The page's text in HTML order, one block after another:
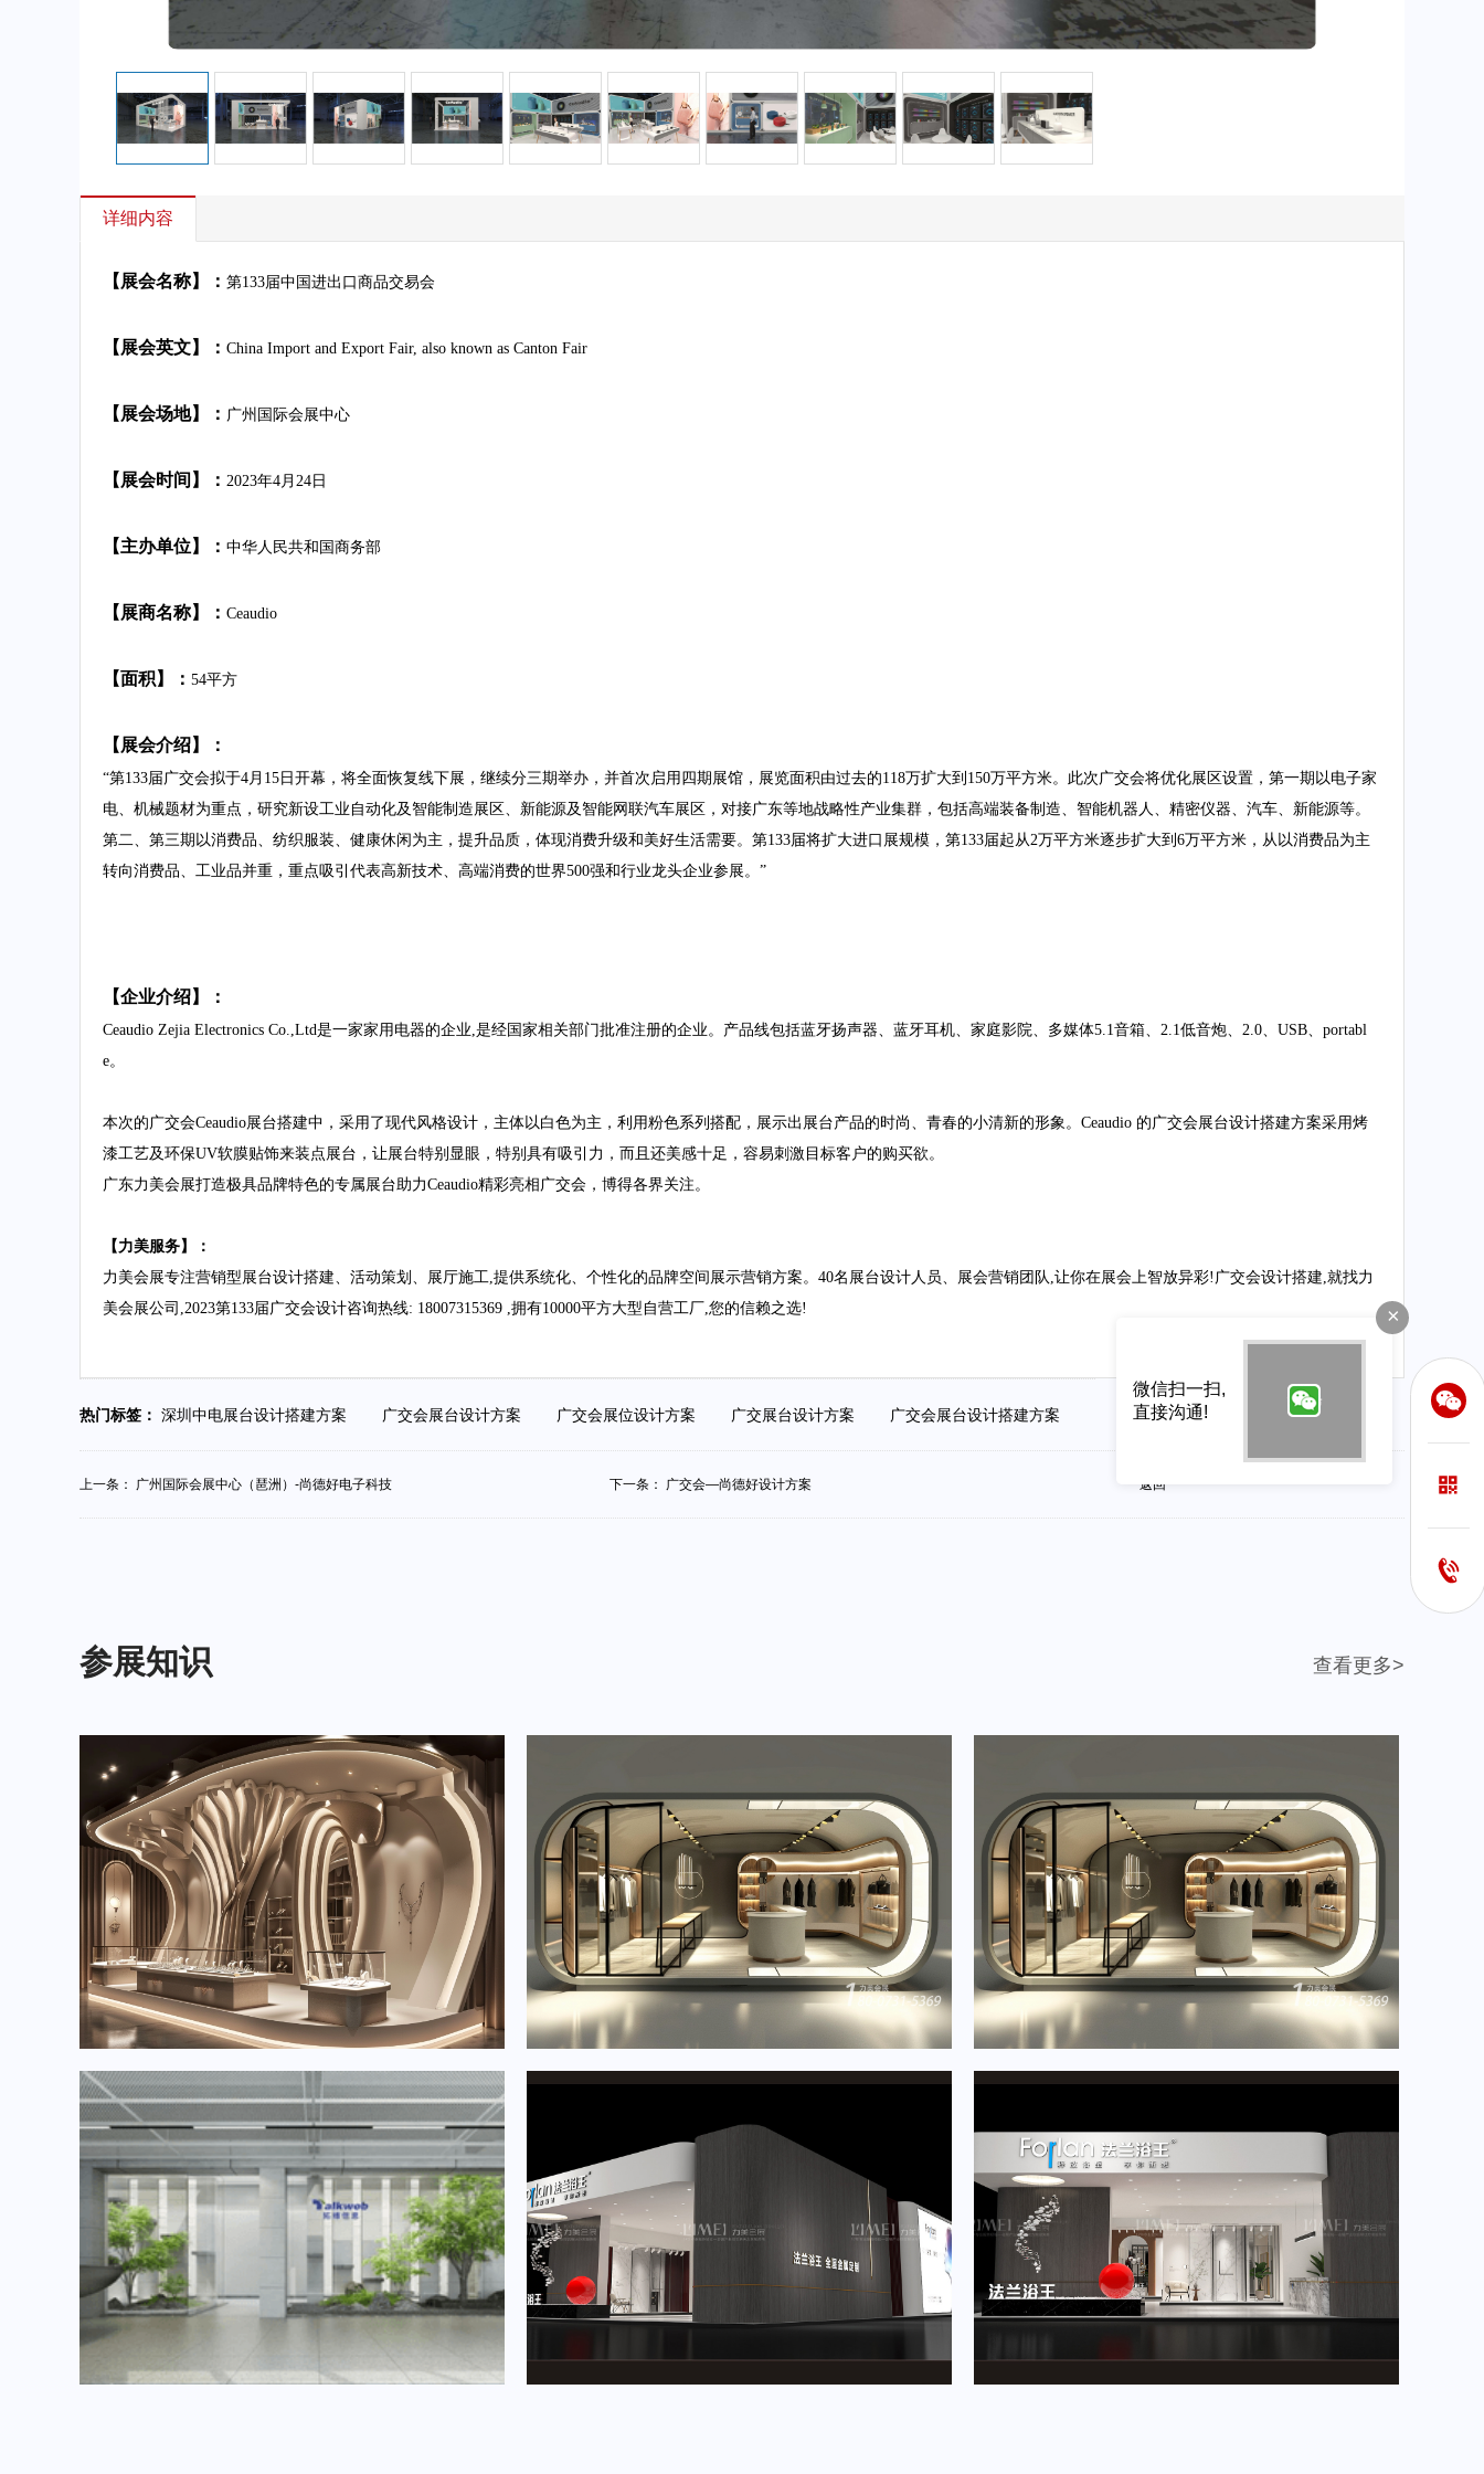
详细内容
【展会名称】： 第133届中国进出口商品交易会
【 展会英文】： China Import and Export Fair, also known as Canton Fair
【展会场地】： 广州国际会展中心
【展会时间】： 2023年4月24日
【主办单位】： 中华人民共和国商务部
【展商名称】： Ceaudio
【面积】： 54平方
【 展会介绍】：
“第133届广交会拟于4月15日开幕，将全面恢复线下展，继续分三期举办，并首次启用四期展馆，展览面积由过去的118万扩大到150万平方米。此次广交会将优化展区设置，第一期以电子家
电、机械题材为重点，研究新设工业自动化及智能制造展区、新能源及智能网联汽车展区，对接广东等地战略性产业集群，包括高端装备制造、智能机器人、精密仪器、汽车、新能源等。
第二、第三期以消费品、纺织服装、健康休闲为主，提升品质，体现消费升级和美好生活需要。第133届将扩大进口展规模，第133届起从2万平方米逐步扩大到6万平方米，从以消费品为主
转向消费品、工业品并重，重点吸引代表高新技术、高端消费的世界500强和行业龙头企业参展。”
【企业介绍】：
Ceaudio Zejia Electronics Co.,Ltd是一家家用电器的企业,是经国家相关部门批准注册的企业。产品线包括蓝牙扬声器、蓝牙耳机、家庭影院、多媒体5.1音箱、2.1低音炮、2.0、USB、portabl
e。
本次的广交会Ceaudio展台搭建中，采用了现代风格设计，主体以白色为主，利用粉色系列搭配，展示出展台产品的时尚、青春的小清新的形象。Ceaudio 的广交会展台设计搭建方案采用烤
漆工艺及环保UV软膜贴饰来装点展台，让展台特别显眼，特别具有吸引力，而且还美感十足，容易刺激目标客户的购买欲。
广东力美会展打造极具品牌特色的专属展台助力Ceaudio精彩亮相广交会，博得各界关注。
【 力美服务】：
力美会展专注营销型展台设计搭建、活动策划、展厅施工,提供系统化、个性化的品牌空间展示营销方案。40名展台设计人员、展会营销团队,让你在展会上智放异彩!广交会设计搭建,就找力
美会展公司,2023第133届广交会设计咨询热线: 18007315369 ,拥有10000平方大型自营工厂,您的信赖之选!
热门标签： 深圳中电展台设计搭建方案 广交会展台设计方案 广交会展位设计方案 广交展台设计方案 广交会展台设计搭建方案
上一条： 广州国际会展中心（琶洲）-尚德好电子科技 下一条： 广交会—尚德好设计方案 返回
参展知识 查看更多>
2024年6月重要展会排期信息，展会策划展台设计搭建公司推荐 2024年4月重要展会排期信息，展会展台设计搭建公司推荐
×
微信扫一扫,
直接沟通!